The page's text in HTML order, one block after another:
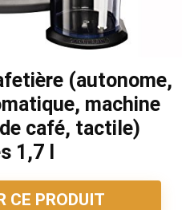
(autonome,
machine
café, tactile)
1,7 l
CE PRODUIT